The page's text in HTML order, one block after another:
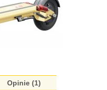
Opinie (1)